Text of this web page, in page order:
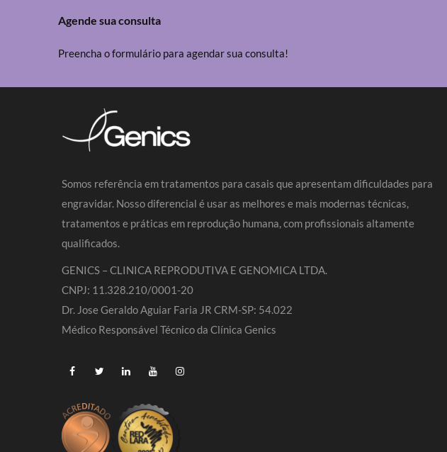
Agende sua consulta
Preencha o formulário para agendar sua consulta!
Somos referência em tratamentos para casais que apresentam dificuldades para
engravidar. Nosso diferencial é usar as melhores e mais modernas técnicas,
tratamentos e práticas em reprodução humana, com profissionais altamente
qualificados.
GENICS – CLINICA REPRODUTIVA E GENOMICA LTDA.
CNPJ: 11.328.210/0001-20
Dr. Jose Geraldo Aguiar Faria JR CRM-SP: 54.022
Médico Responsável Técnico da Clínica Genics